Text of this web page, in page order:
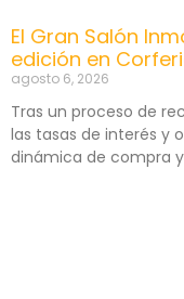
El Gran Salón
edición en
agosto 6, 2026
Tras un proceso de
las tasas de interés y
dinámica de compra y